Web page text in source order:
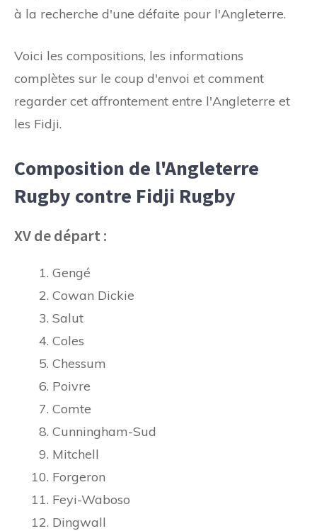
à la recherche d'une défaite pour l'Angleterre.
Voici les compositions, les informations
complètes sur le coup d'envoi et comment
regarder cet affrontement entre l'Angleterre et
les Fidji.
Composition de l'Angleterre
Rugby contre Fidji Rugby
XV de départ :
Gengé
Cowan Dickie
Salut
Coles
Chessum
Poivre
Comte
Cunningham-Sud
Mitchell
Forgeron
Feyi-Waboso
Dingwall